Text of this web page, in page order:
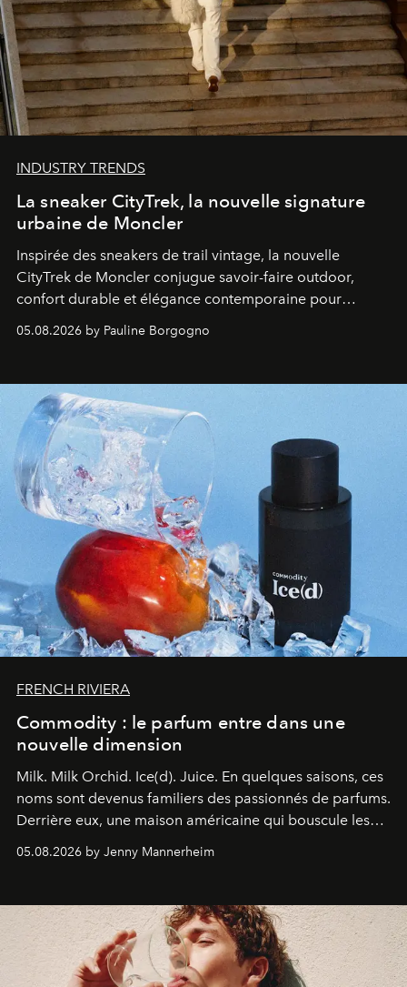
INDUSTRY TRENDS
La sneaker CityTrek, la nouvelle signature
urbaine de Moncler
Inspirée des sneakers de trail vintage, la nouvelle
CityTrek de Moncler conjugue savoir-faire outdoor,
confort durable et élégance contemporaine pour
accompagner les explorations du quotidien.
05.08.2026 by Pauline Borgogno
FRENCH RIVIERA
Commodity : le parfum entre dans une
nouvelle dimension
Milk. Milk Orchid. Ice(d). Juice. En quelques saisons, ces
noms sont devenus familiers des passionnés de parfums.
Derrière eux, une maison américaine qui bouscule les
codes de la parfumerie contemporaine en proposant
une approche aussi intuitive que personnelle :
05.08.2026 by Jenny Mannerheim